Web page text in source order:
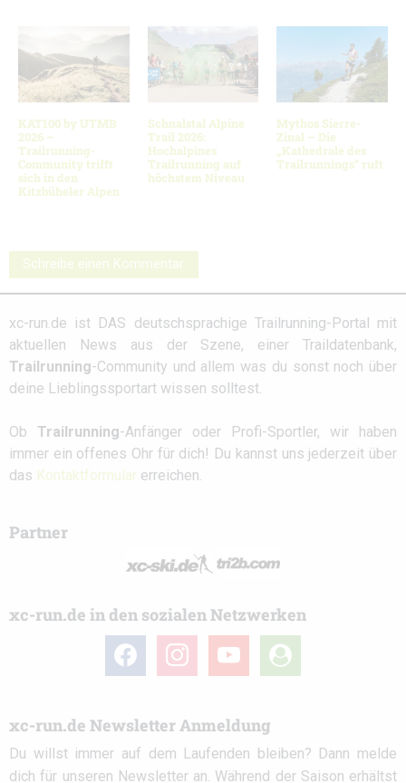
KAT100 by UTMB
2026 –
Trailrunning-
Community trifft
sich in den
Kitzbüheler Alpen
Schnalstal Alpine
Trail 2026:
Hochalpines
Trailrunning auf
höchstem Niveau
Mythos Sierre-
Zinal – Die
„Kathedrale des
Trailrunnings“ ruft
Schreibe einen Kommentar
xc-run.de ist DAS deutschsprachige Trailrunning-Portal mit
aktuellen News aus der Szene, einer Traildatenbank,
Trailrunning-Community und allem was du sonst noch über
deine Lieblingssportart wissen solltest.
Ob Trailrunning-Anfänger oder Profi-Sportler, wir haben
immer ein offenes Ohr für dich! Du kannst uns jederzeit über
das Kontaktformular erreichen.
Partner
xc-run.de in den sozialen Netzwerken
facebook instagramyoutube
user-
circle
xc-run.de Newsletter Anmeldung
Du willst immer auf dem Laufenden bleiben? Dann melde
dich für unseren Newsletter an. Während der Saison erhältst